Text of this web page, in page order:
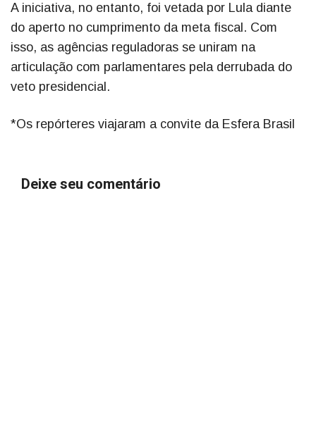
A iniciativa, no entanto, foi vetada por Lula diante
do aperto no cumprimento da meta fiscal. Com
isso, as agências reguladoras se uniram na
articulação com parlamentares pela derrubada do
veto presidencial.
*Os repórteres viajaram a convite da Esfera Brasil
Deixe seu comentário